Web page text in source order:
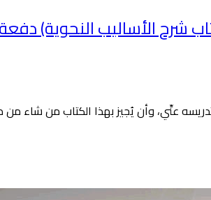
الأساليب النحوية) دفعة